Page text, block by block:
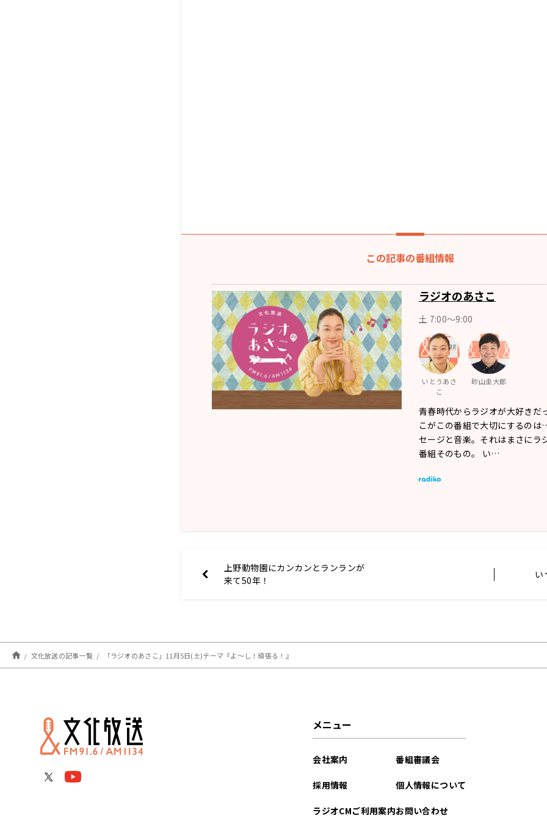
この記事の番組情報
ラジオのあさこ
土 7:00～9:00
いとうあさ
こ
砂山圭大郎
青春時代からラジオが大好きだ
こがこの番組で大切にするの
セージと音楽。それはまさにラ
番組そのもの。 い…
上野動物園にカンカンとランランが
来て50年！
い
文化放送の記事一覧 「ラジオのあさこ」11月5日(土)テーマ『よ～し！頑張る！』
メニュー
会社案内
採用情報
ラジオCMご利用案内
番組審議会
個人情報について
お問い合わせ